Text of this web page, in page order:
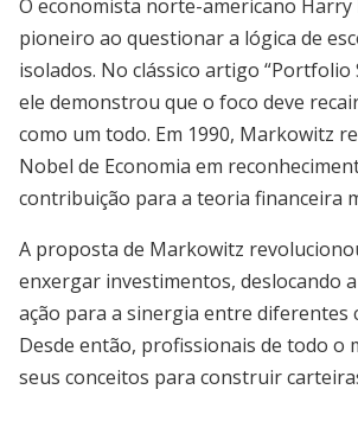
O economista norte-americano
pioneiro ao questionar a lógica de
isolados. No clássico artigo “Portfolio
ele demonstrou que o foco deve
como um todo. Em 1990, Markowitz
Nobel de Economia em
contribuição para a teoria financeira
A proposta de Markowitz
enxergar investimentos, deslocando
ação para a sinergia entre diferentes
Desde então, profissionais de todo o
seus conceitos para construir